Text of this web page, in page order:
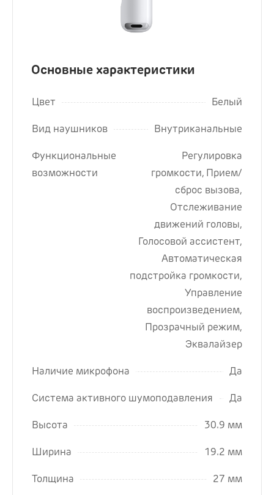
Основные характеристики
Цвет Белый
Вид наушников Внутриканальные
Функциональные
возможности
Регулировка
громкости, Прием/
сброс вызова,
Отслеживание
движений головы,
Голосовой ассистент,
Автоматическая
подстройка громкости,
Управление
воспроизведением,
Прозрачный режим,
Эквалайзер
Наличие микрофона Да
Система активного шумоподавления Да
Высота 30.9 мм
Ширина 19.2 мм
Толщина 27 мм